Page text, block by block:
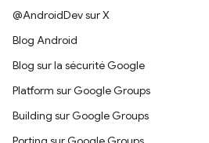
@AndroidDev sur X
Blog Android
Blog sur la sécurité Google
Platform sur Google Groups
Building sur Google Groups